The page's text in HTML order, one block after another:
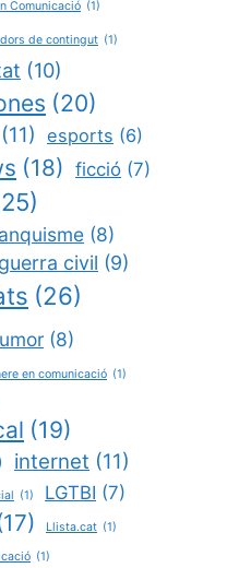
Comunicació (1)
de contingut (1)
(10)
(20)
(11) esports (6)
(18) ficció (7)
(8)
guerra civil (9)
(26)
(8)
en comunicació (1)
(19)
internet (11)
(1) LGTBI (7)
Llista.cat (1)
(1)